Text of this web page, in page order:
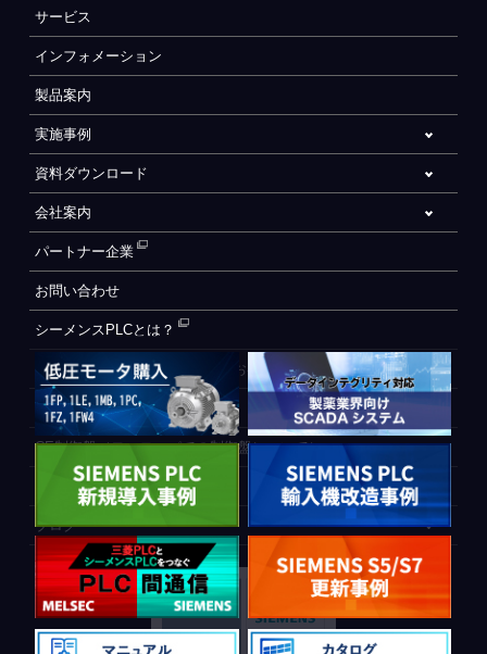
サービス
インフォメーション
製品案内
実施事例
資料ダウンロード
会社案内
パートナー企業
お問い合わせ
シーメンスPLCとは？
自動化設備をご検討されているお客様へ
WEB会員登録フォーム
CE制御盤（ヨーロッパでの制御盤について）
PLC間通信
ブログ